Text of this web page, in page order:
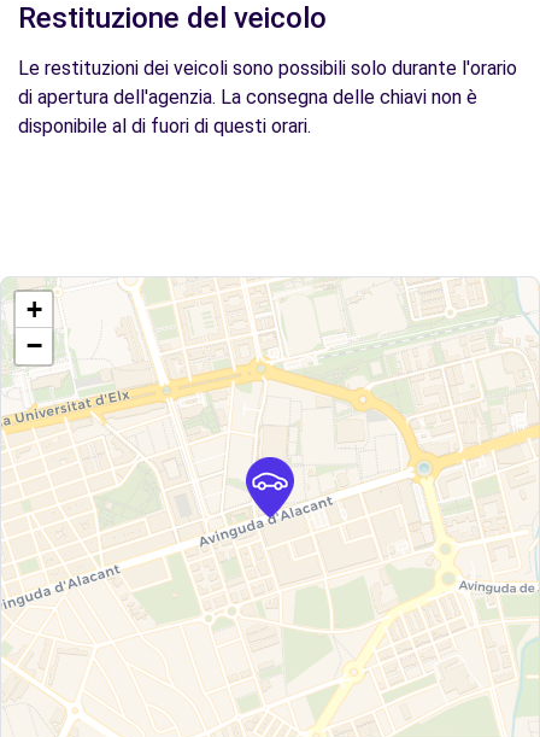
Restituzione del veicolo
Le restituzioni dei veicoli sono possibili solo durante l'orario
di apertura dell'agenzia. La consegna delle chiavi non è
disponibile al di fuori di questi orari.
+
−